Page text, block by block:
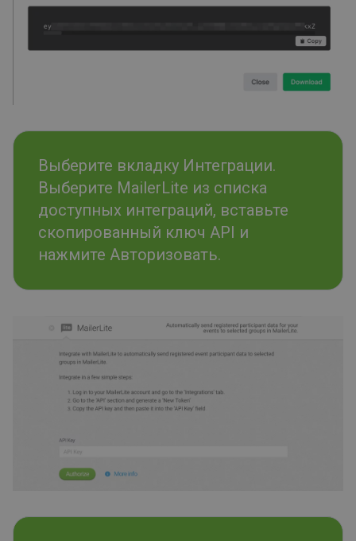
Выберите вкладку Интеграции.
Выберите MailerLite из списка
доступных интеграций, вставьте
скопированный ключ API и
нажмите Авторизовать.